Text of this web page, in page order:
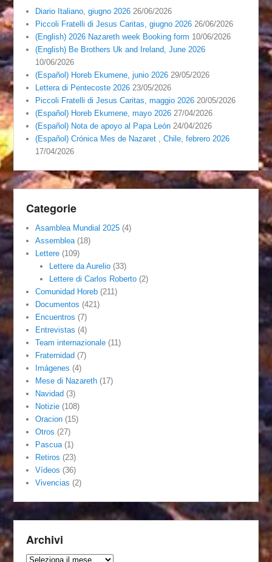
Diario Italiano, giugno 2026 26/06/2026
Piccoli Fratelli di Jesus Caritas, giugno 2026 26/06/2026
(English) 2026 Nazareth week Booking form 10/06/2026
(English) Be Brothers Uk and Ireland, June 2026
10/06/2026
(Español) Horeb Ekumene, junio 2026 29/05/2026
Lettera di Pentecoste 2026 23/05/2026
Piccoli Fratelli di Jesus Caritas, maggio 2026 20/05/2026
(Español) Horeb Ekumene, mayo 2026 27/04/2026
(Español) Nota de apoyo al Papa León 24/04/2026
(Español) Crónica Mes de Nazaret , Chile, febrero 2026
17/04/2026
Categorie
Asamblea Mundial 2025 (4)
Assemblea (18)
Lettere (109)
Lettere da Aurelio(33)
Lettere di Carlos Roberto(2)
Comunidad Horeb (211)
Documentos (421)
Encuentros (7)
Entrevistas (4)
Team internazionale (11)
Fraternidad (7)
Imágenes (4)
Mese di Nazareth (17)
Navidad (3)
Notizie (108)
Oracion (15)
Otros (27)
Pascua (1)
Retiros (23)
Vídeos (36)
Vivencias (2)
Archivi
Archivi